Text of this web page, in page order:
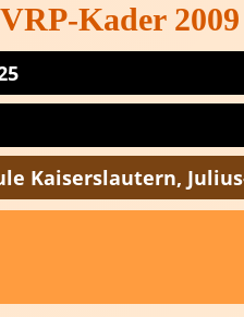
Formulare &
Dokumente
Kader
Kaiserslautern,